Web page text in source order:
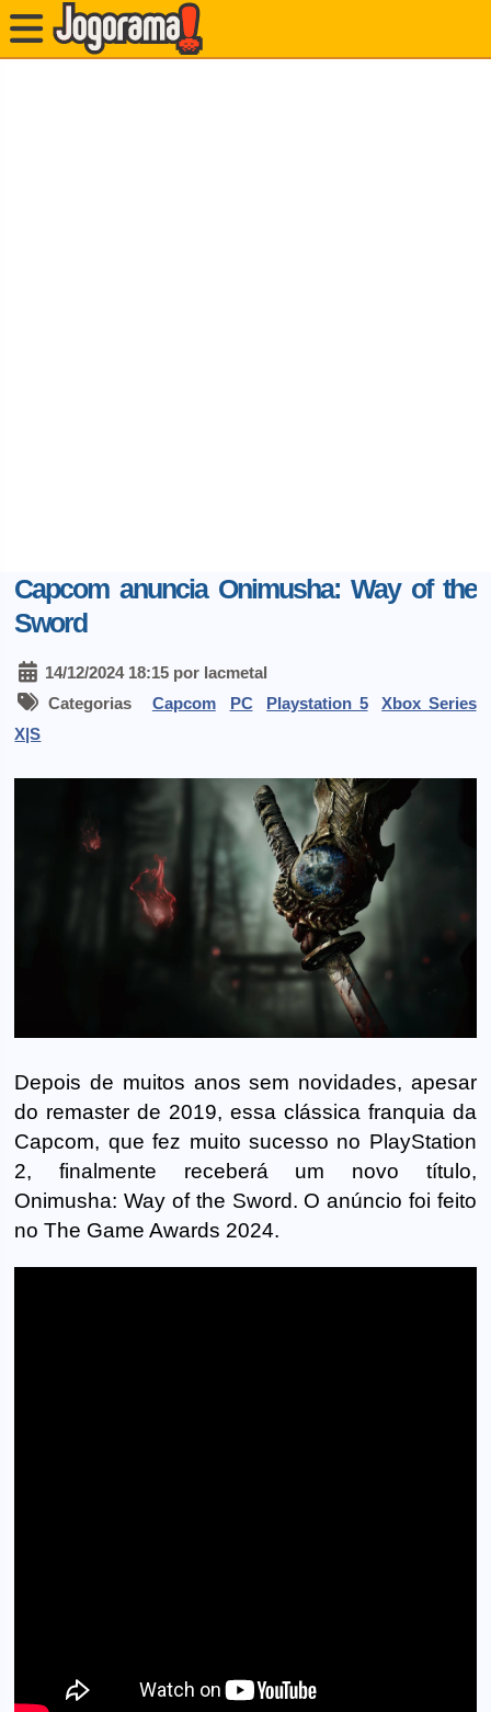
Capcom anuncia Onimusha: Way of the
Sword
14/12/2024 18:15 por lacmetal
Categorias Capcom PC Playstation 5
Xbox Series
X|S
Depois de muitos anos sem novidades, apesar
do remaster de 2019, essa clássica franquia da
Capcom, que fez muito sucesso no PlayStation
2, finalmente receberá um novo título,
Onimusha: Way of the Sword. O anúncio foi feito
no The Game Awards 2024.